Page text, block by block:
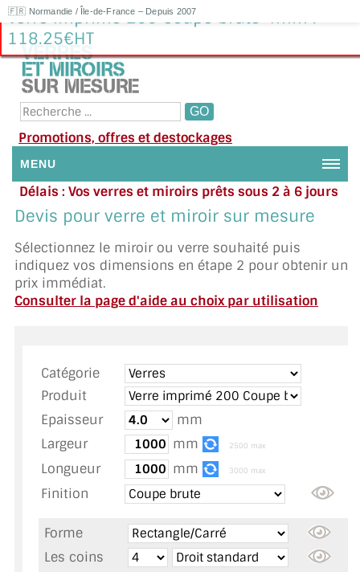
🇫🇷 Normandie / Île-de-France – Depuis 2007
Verre imprimé 200 Coupe brute 4mm :
118.25€HT
Promotions, offres et destockages
MENU
NOUS CONTACTER
DEMANDE DE DEVIS
SUIVI DE DEVIS
TOUS LES TARIFS AU M2
GUIDE : CHOIX PAR UTILISATION
INSPIRATIONS ET NOUVEAUTÉS
AMBIANCE LAITON BROSSÉ
MIROIR SUR MESURE
Délais : Vos verres et miroirs prêts sous 2 à 6 jours
en moyenne
Besoin d'aide ?
Appelez ou envoyez un SMS au 06 79 92 33 38
Devis pour verre et miroir sur mesure
Sélectionnez le miroir ou verre souhaité puis
indiquez vos dimensions en étape 2 pour obtenir un
prix immédiat.
Consulter la page d'aide au choix par utilisation
Catégorie
Produit
Epaisseur
mm
Largeur
mm 2500 max
Longueur mm 3000 max
Finition
Forme
Les coins